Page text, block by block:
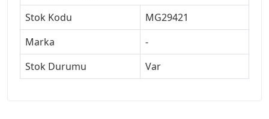
Stok Kodu
MG29421
Marka
-
Stok Durumu
Var